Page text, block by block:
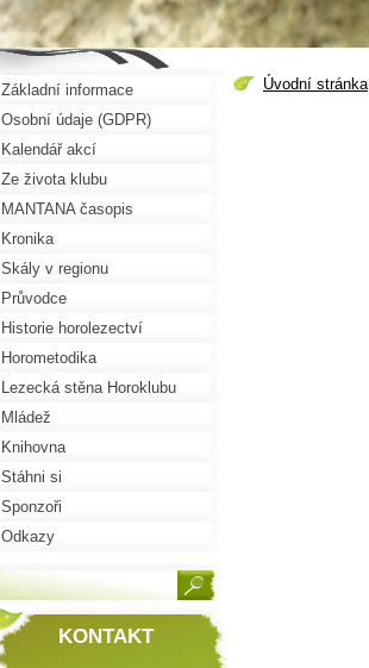
Úvodní stránka
Základní informace
Osobní údaje (GDPR)
Kalendář akcí
Ze života klubu
MANTANA časopis
Kronika
Skály v regionu
Průvodce
Historie horolezectví
Horometodika
Lezecká stěna Horoklubu
Mládež
Knihovna
Stáhni si
Sponzoři
Odkazy
KONTAKT